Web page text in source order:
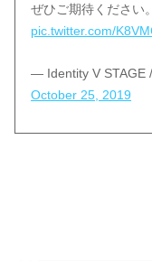
ぜひご期待ください
pic.twitter.com/
— Identity V STAGE
October 25, 2019